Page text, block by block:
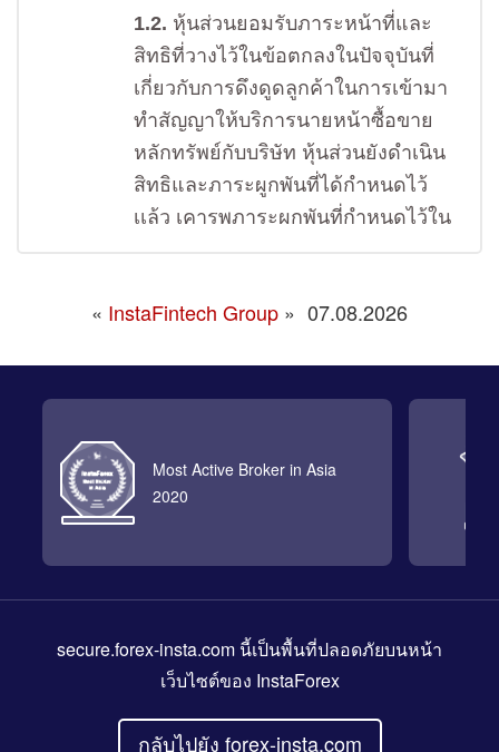
« InstaFintech Group » 07.08.2026
Most Active Broker in Asia
2020
secure.forex-insta.com นี้เป็นพื้นที่ปลอดภัยบนหน้า
เว็บไซต์ของ InstaForex
กลับไปยัง forex-insta.com